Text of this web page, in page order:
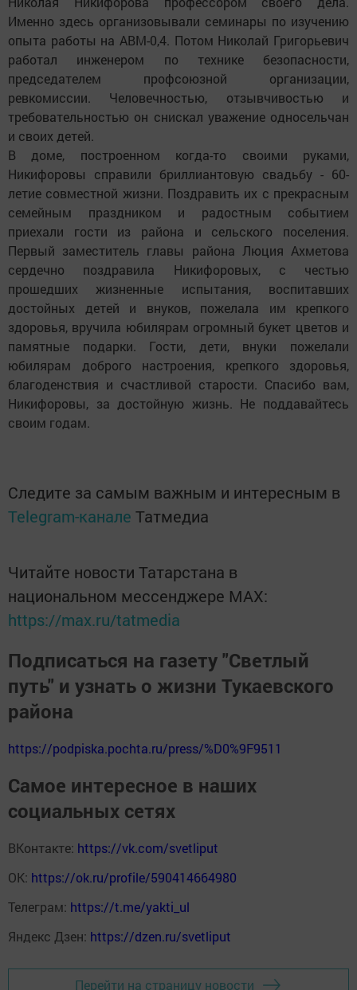
Именно здесь организовывали семинары по изучению
опыта работы на АВМ-0,4. Потом Николай Григорьевич
работал инженером по технике безопасности,
председателем профсоюзной организации,
ревкомиссии. Человечностью, отзывчивостью и
требовательностью он снискал уважение односельчан
и своих детей.
В доме, построенном когда-то своими руками,
Никифоровы справили бриллиантовую свадьбу - 60-
летие совместной жизни. Поздравить их с прекрасным
семейным праздником и радостным событием
приехали гости из района и сельского поселения.
Первый заместитель главы района Люция Ахметова
сердечно поздравила Никифоровых, с честью
прошедших жизненные испытания, воспитавших
достойных детей и внуков, пожелала им крепкого
здоровья, вручила юбилярам огромный букет цветов и
памятные подарки. Гости, дети, внуки пожелали
юбилярам доброго настроения, крепкого здоровья,
благоденствия и счастливой старости. Спасибо вам,
Никифоровы, за достойную жизнь. Не поддавайтесь
своим годам.
Следите за самым важным и интересным в
Telegram-канале Татмедиа
Читайте новости Татарстана в
национальном мессенджере MАХ:
https://max.ru/tatmedia
Подписаться на газету "Светлый
путь" и узнать о жизни Тукаевского
района
https://podpiska.pochta.ru/press/%D0%9F9511
Самое интересное в наших
социальных сетях
ВКонтакте: https://vk.com/svetliput
ОК: https://ok.ru/profile/590414664980
Телеграм: https://t.me/yakti_ul
Яндекс Дзен: https://dzen.ru/svetliput
Перейти на страницу новости